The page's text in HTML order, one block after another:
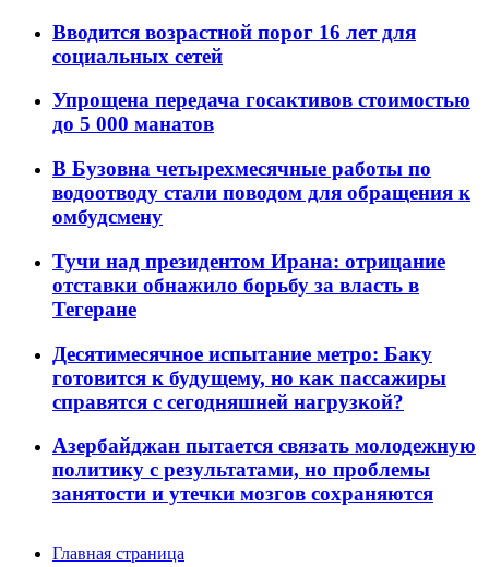
Вводится возрастной порог 16 лет для
социальных сетей
Упрощена передача госактивов стоимостью
до 5 000 манатов
В Бузовна четырехмесячные работы по
водоотводу стали поводом для обращения к
омбудсмену
Тучи над президентом Ирана: отрицание
отставки обнажило борьбу за власть в
Тегеране
Десятимесячное испытание метро: Баку
готовится к будущему, но как пассажиры
справятся с сегодняшней нагрузкой?
Азербайджан пытается связать молодежную
политику с результатами, но проблемы
занятости и утечки мозгов сохраняются
Главная страница